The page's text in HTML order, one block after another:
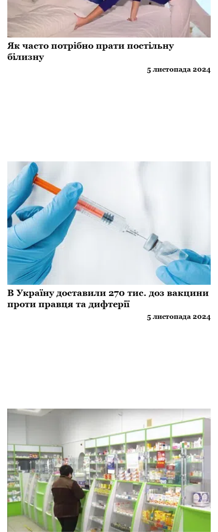
Як часто потрібно прати постільну
білизну
5 листопада 2024
​В Україну доставили 270 тис. доз вакцини
проти правця та дифтерії
5 листопада 2024